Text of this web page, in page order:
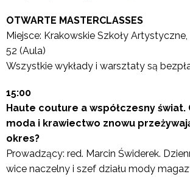
OTWARTE MASTERCLASSES
Miejsce: Krakowskie Szkoły
52 (Aula)
Wszystkie wykłady i warsztaty są
15:00
Haute couture a współczesny świat.
moda i krawiectwo znowu
okres?
Prowadzący: red. Marcin Świderek.
wice naczelny i szef działu mody